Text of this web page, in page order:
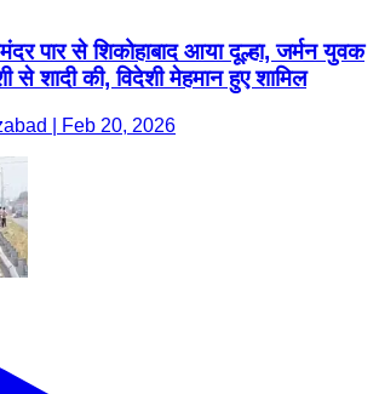
पार से शिकोहाबाद आया दूल्हा, जर्मन युवक
से शादी की, विदेशी मेहमान हुए शामिल
| Feb 20, 2026